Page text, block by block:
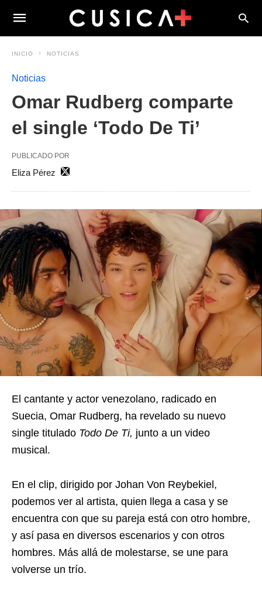
INICIO NOTICIAS
Noticias
Omar Rudberg comparte
el single ‘Todo De Ti’
PUBLICADO POR
Eliza Pérez
El cantante y actor venezolano, radicado en
Suecia, Omar Rudberg, ha revelado su nuevo
single titulado Todo De Ti, junto a un video
musical.
En el clip, dirigido por Johan Von Reybekiel,
podemos ver al artista, quien llega a casa y se
encuentra con que su pareja está con otro hombre,
y así pasa en diversos escenarios y con otros
hombres. Más allá de molestarse, se une para
volverse un trío.